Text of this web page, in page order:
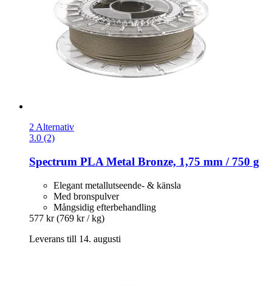
2 Alternativ
3.0 (2)
Spectrum PLA Metal Bronze, 1,75 mm / 750 g
Elegant metallutseende- & känsla
Med bronspulver
Mångsidig efterbehandling
577 kr (769 kr / kg)
Leverans till 14. augusti